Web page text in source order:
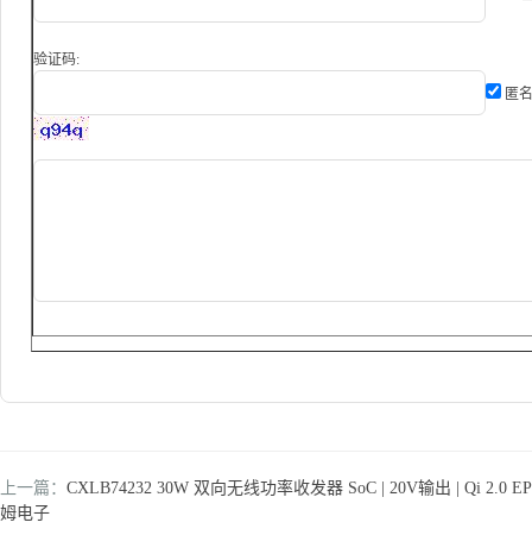
验证码:
匿
上一篇： CXLB74232 30W 双向无线功率收发器 SoC | 20V输出 | Qi 2.0
姆电子